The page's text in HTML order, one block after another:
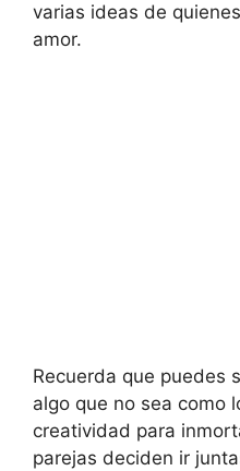
varias ideas de
amor.
Recuerda que puedes
algo que no sea como
creatividad para
parejas deciden ir